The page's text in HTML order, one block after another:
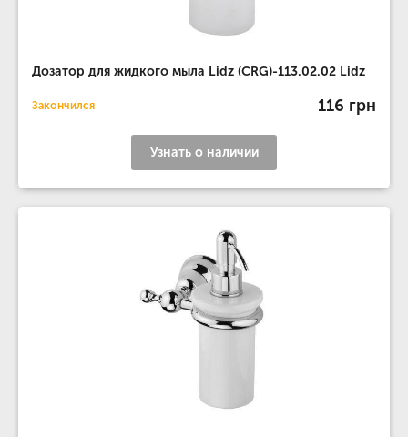
Дозатор для жидкого мыла Lidz (CRG)-113.02.02 Lidz
Закончился 116 грн
Узнать о наличии